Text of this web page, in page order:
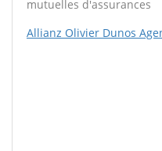
mutuelles d'assurances
Allianz Olivier Dunos